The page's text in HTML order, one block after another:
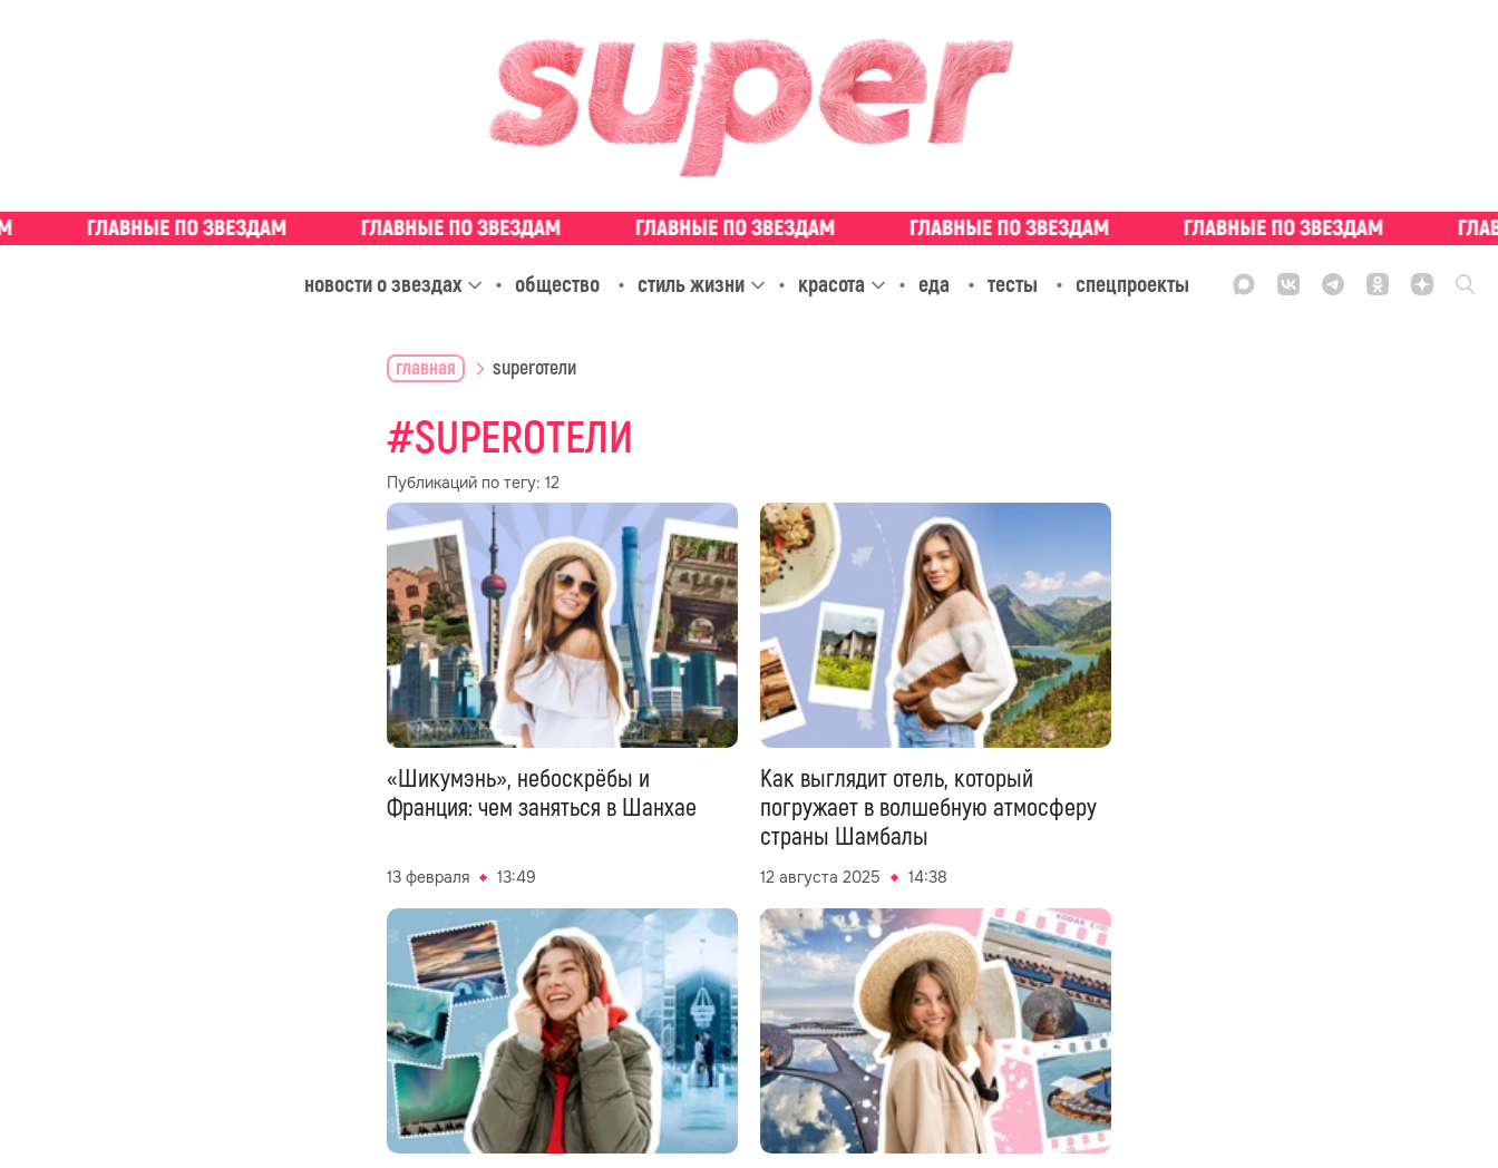
новости о звездах общество стиль жизни красота еда тесты спецпроекты
главная superотели
SUPERОТЕЛИ
Публикаций по тегу: 12
«Шикумэнь», небоскрёбы и
Франция: чем заняться в Шанхае
13 февраля 13:49
Как выглядит отель, который
погружает в волшебную атмосферу
страны Шамбалы
12 августа 2025 14:38